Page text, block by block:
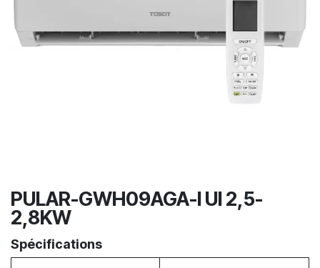
PULAR-GWH09AGA-I UI 2,5-
2,8KW
Spécifications